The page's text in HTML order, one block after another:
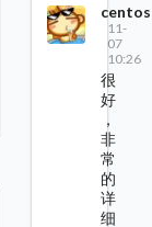
centos
11-
07
10:26
很
好
，
非
常
的
详
细